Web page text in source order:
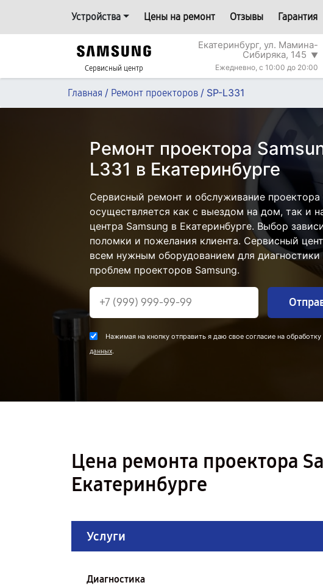
Устройства Цены на ремонт Отзывы Гарантия
Сервисный центр
Екатеринбург, ул. Мамина-
Сибиряка, 145 ▼
Ежедневно, с 10:00 до 20:00
Главная / Ремонт проекторов / SP-L331
Ремонт проектора
L331 в Екатеринбурге
Сервисный ремонт и обслуживание проектора
осуществляется как с выездом на дом, так и
центра Samsung в Екатеринбурге. Выбор
поломки и пожелания клиента. Сервисный
всем нужным оборудованием для диагностики
проблем проекторов Samsung.
Нажимая на кнопку отправить я даю свое согласие на
данных.
Цена ремонта проектора
Екатеринбурге
Услуги
Диагностика